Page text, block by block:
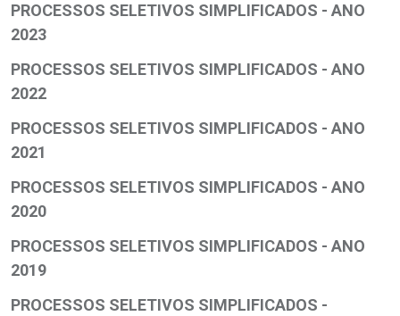
PROCESSOS SELETIVOS SIMPLIFICADOS - ANO
2023
PROCESSOS SELETIVOS SIMPLIFICADOS - ANO
2022
PROCESSOS SELETIVOS SIMPLIFICADOS - ANO
2021
PROCESSOS SELETIVOS SIMPLIFICADOS - ANO
2020
PROCESSOS SELETIVOS SIMPLIFICADOS - ANO
2019
PROCESSOS SELETIVOS SIMPLIFICADOS -